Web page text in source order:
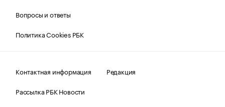
Вопросы и ответы
Политика Cookies РБК
Контактная информация
Редакция
Рассылка РБК Новости